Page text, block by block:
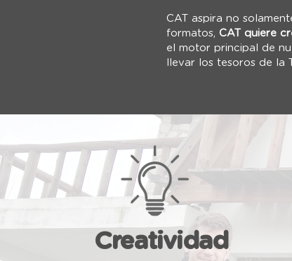
CAT aspira no
formatos, CAT quiere
el motor principal de
llevar los tesoros de la
Creatividad